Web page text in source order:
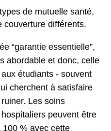
de mutuelle santé,
couverture différents.
“garantie essentielle”,
abordable et donc, celle
étudiants - souvent
cherchent à satisfaire
Les soins
peuvent être
100 % avec cette